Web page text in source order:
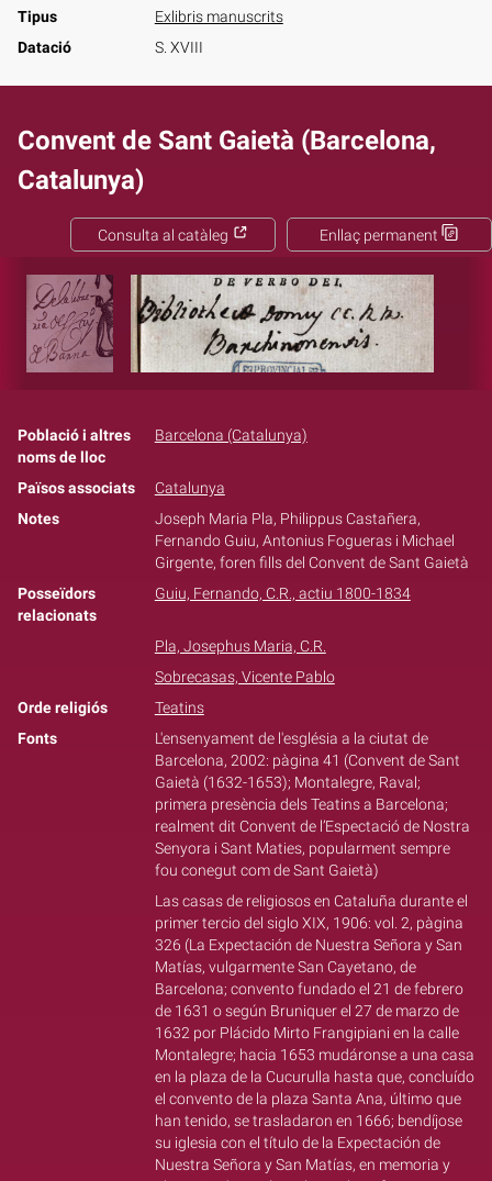
Tipus
Exlibris manuscrits
Datació
S. XVIII
Convent de Sant Gaietà (Barcelona,
Catalunya)
Enllaç permanent
Consulta al catàleg
Població i altres
noms de lloc
Barcelona (Catalunya)
Països associats
Catalunya
Notes
Joseph Maria Pla, Philippus Castañera,
Fernando Guiu, Antonius Fogueras i Michael
Girgente, foren fills del Convent de Sant Gaietà
Posseïdors
relacionats
Guiu, Fernando, C.R., actiu 1800-1834
Pla, Josephus Maria, C.R.
Sobrecasas, Vicente Pablo
Orde religiós
Teatins
Fonts
L'ensenyament de l'església a la ciutat de
Barcelona, 2002: pàgina 41 (Convent de Sant
Gaietà (1632-1653); Montalegre, Raval;
primera presència dels Teatins a Barcelona;
realment dit Convent de l’Espectació de Nostra
Senyora i Sant Maties, popularment sempre
fou conegut com de Sant Gaietà)
Las casas de religiosos en Cataluña durante el
primer tercio del siglo XIX, 1906: vol. 2, pàgina
326 (La Expectación de Nuestra Señora y San
Matías, vulgarmente San Cayetano, de
Barcelona; convento fundado el 21 de febrero
de 1631 o según Bruniquer el 27 de marzo de
1632 por Plácido Mirto Frangipiani en la calle
Montalegre; hacia 1653 mudáronse a una casa
en la plaza de la Cucurulla hasta que, concluído
el convento de la plaza Santa Ana, último que
han tenido, se trasladaron en 1666; bendíjose
su iglesia con el título de la Expectación de
Nuestra Señora y San Matías, en memoria y